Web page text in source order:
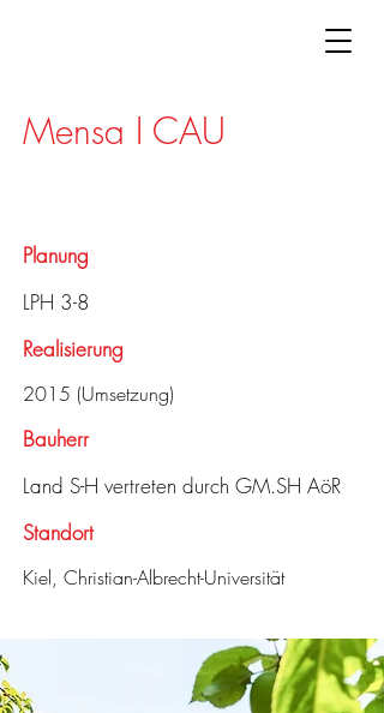
Mensa I CAU
Planung
LPH 3-8
Realisierung
2015 (Umsetzung)
Bauherr
Land S-H vertreten durch GM.SH AöR
Standort
Kiel, Christian-Albrecht-Universität